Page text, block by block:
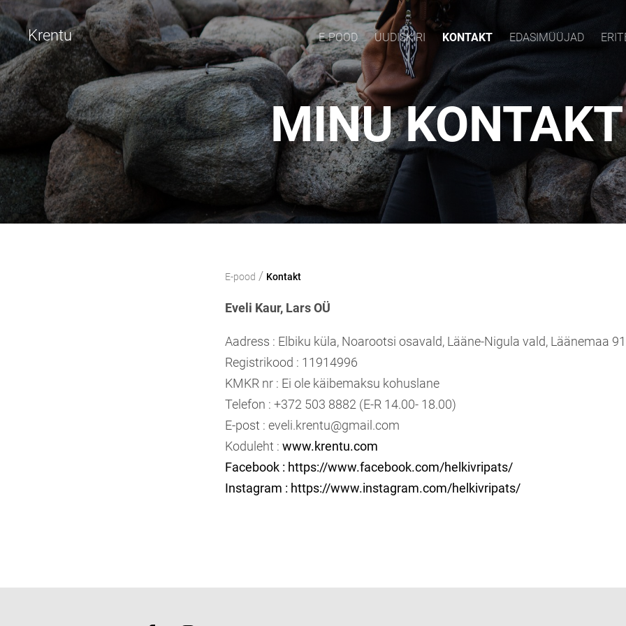
Krentu E-POOD UUDISKIRI KONTAKT EDASIMÜÜJAD
MINU
E-pood / Kontakt
Eveli Kaur, Lars OÜ
Aadress : Elbiku küla, Noarootsi osavald, Lääne-Nigula vald, Läänemaa
Registrikood : 11914996
KMKR nr : Ei ole käibemaksu kohuslane
Telefon : +372 503 8882 (E-R 14.00- 18.00)
E-post : eveli.krentu@gmail.com
Koduleht : www.krentu.com
Facebook : https://www.facebook.com/helkivripats/
Instagram : https://www.instagram.com/helkivripats/